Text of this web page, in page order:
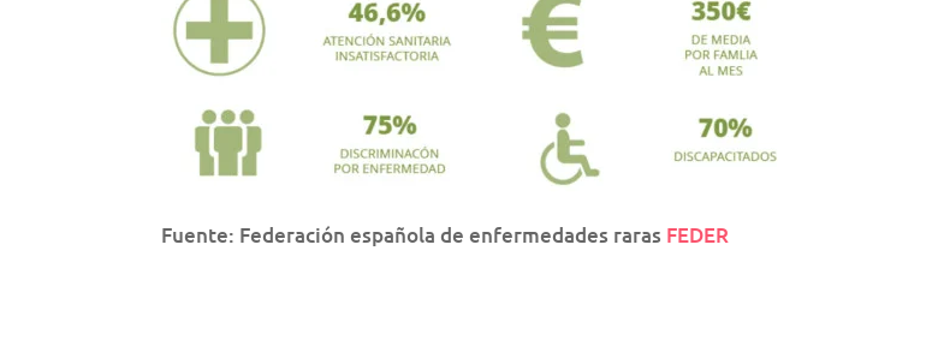
Fuente: Federación española de enfermedades raras FEDER